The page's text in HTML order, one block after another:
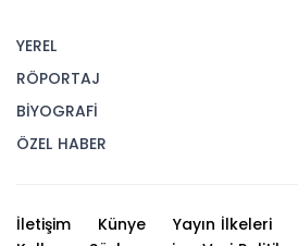
YEREL
RÖPORTAJ
BİYOGRAFİ
ÖZEL HABER
İletişim Künye Yayın İlkeleri